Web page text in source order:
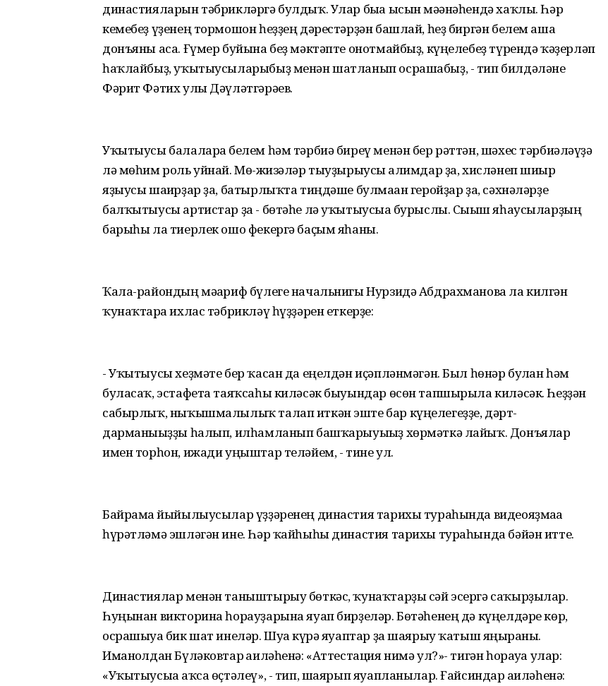
династияларын тәбрикләргә булдыҡ. Улар быға ысын мәғәнәһендә хаҡлы. Һәр
кемебеҙ үҙенең тормошон һеҙҙең дәрестәрҙән башлай, һеҙ биргән белем аша
донъяны аса. Ғүмер буйына беҙ мәктәпте онотмайбыҙ, күңелебеҙ түрендә ҡәҙерләп
һаҡлайбыҙ, уҡытыусыларыбыҙ менән шатланып осрашабыҙ, - тип билдәләне
Фәрит Фәтих улы Дәүләтгәрәев.
Уҡытыусы балаларға белем һәм тәрбиә биреү менән бер рәттән, шәхес тәрбиәләүҙә
лә мөһим роль уйнай. Мө-ғжизәләр тыуҙырыусы ғалимдар ҙа, хисләнеп шиғыр
яҙыусы шағирҙар ҙа, батырлыҡта тиңдәше булмаған геройҙар ҙа, сәхнәләрҙе
балҡытыусы артистар ҙа - бөтәһе лә уҡытыусыға бурыслы. Сығыш яһаусыларҙың
барыһы ла тиерлек ошо фекергә баҫым яһаны.
Ҡала-райондың мәғариф бүлеге начальнигы Нурзидә Абдрахманова ла килгән
ҡунаҡтарға ихлас тәбрикләү һүҙҙәрен еткерҙе:
- Уҡытыусы хеҙмәте бер ҡасан да еңелдән иҫәпләнмәгән. Был һөнәр булған һәм
буласаҡ, эстафета таяҡсаһы киләсәк быуындар өсөн тапшырыла киләсәк. Һеҙҙән
сабырлыҡ, ныҡышмалылыҡ талап иткән эште бар күңелегеҙҙе, дәрт-
дарманығыҙҙы һалып, илһамланып башҡарыуығыҙ хөрмәткә лайыҡ. Донъялар
имен торһон, ижади уңыштар теләйем, - тине ул.
Байрамға йыйылыусылар үҙҙәренең династия тарихы тураһында видеояҙмаға
һүрәтләмә эшләгән ине. Һәр ҡайһыһы династия тарихы тураһында бәйән итте.
Династиялар менән таныштырыу бөткәс, ҡунаҡтарҙы сәй эсергә саҡырҙылар.
Һуңынан викторина һорауҙарына яуап бирҙеләр. Бөтәһенең дә күңелдәре көр,
осрашыуға бик шат инеләр. Шуға күрә яуаптар ҙа шаярыу ҡатыш яңғыраны.
Иманғолдан Бүләковтар ғаиләһенә: «Аттестация нимә ул?»- тигән һорауға улар:
«Уҡытыусыға аҡса өҫтәлеү», - тип, шаярып яуапланылар. Ғайсиндар ғаиләһенә: